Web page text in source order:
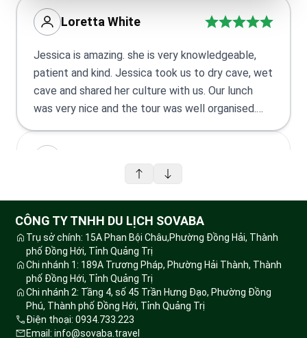
are in the area.
Loretta White
Jessica is amazing. she is very knowledgeable,
patient and kind. Jessica took us to dry cave, wet
cave and shared her culture with us. Our lunch
was very nice and the tour was well organised.
team.
supportive. Tour was on time. Lunch was delicious
with traditional foods, the caves are wonderful.
Jamie Drew
Totally professional and friendly. Our guide
CÔNG TY TNHH DU LỊCH SOVABA
Trụ sở chính: 15A Phan Bội Châu,Phường Đồng Hải, Thành
phố Đồng Hới, Tỉnh Quảng Trị
Chi nhánh 1: 189A Trương Pháp, Phường Hải Thành, Thành
phố Đồng Hới, Tỉnh Quảng Trị
Chi nhánh 2: Tầng 4, số 45 Trần Hưng Đạo, Phường Đồng
Phú, Thành phố Đồng Hới, Tỉnh Quảng Trị
Điện thoại: 0934.733.223
Email: info@sovaba.travel